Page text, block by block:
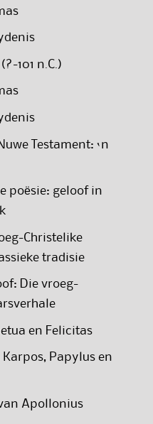
101 n.C.)
Testament: ‘n
poësie: geloof in
Christelike
tradisie
Die vroeg-
en Felicitas
Papylus en
Apollonius